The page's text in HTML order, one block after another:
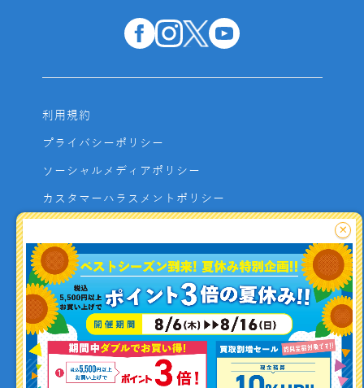
釣り情報を
投稿する
利用規約
プライバシーポリシー
ソーシャルメディアポリシー
カスタマーハラスメントポリシー
よくあるご質問
お問い合わせ
利用者資金の保全方法
×